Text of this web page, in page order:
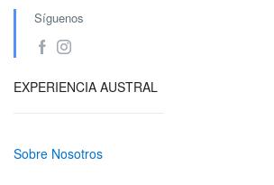
Síguenos
EXPERIENCIA AUSTRAL
Sobre Nosotros